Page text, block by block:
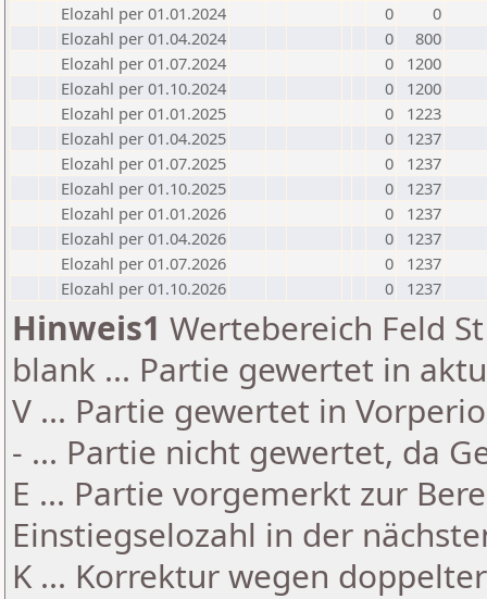
Elozahl per 01.01.2024
0
0
Elozahl per 01.04.2024
0
800
Elozahl per 01.07.2024
0
1200
Elozahl per 01.10.2024
0
1200
Elozahl per 01.01.2025
0
1223
Elozahl per 01.04.2025
0
1237
Elozahl per 01.07.2025
0
1237
Elozahl per 01.10.2025
0
1237
Elozahl per 01.01.2026
0
1237
Elozahl per 01.04.2026
0
1237
Elozahl per 01.07.2026
0
1237
Elozahl per 01.10.2026
0 1237
Hinweis1 Wertebereich Feld
blank ... Partie gewertet in
V ... Partie gewertet in
- ... Partie nicht gewertet, da
E ... Partie vorgemerkt zur
Einstiegselozahl in der
K ... Korrektur wegen